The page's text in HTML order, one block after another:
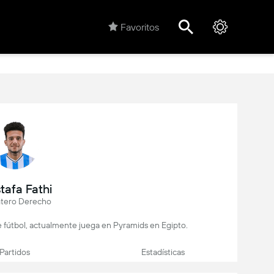
Favoritos
Fathi
Derecho
actualmente juega en Pyramids en Egipto.
Partidos Estadísticas